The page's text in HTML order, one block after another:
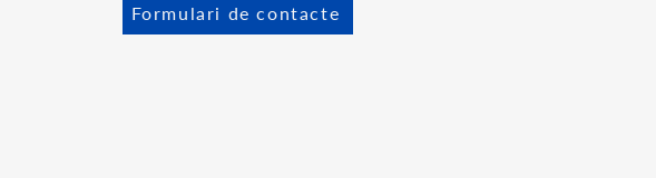
Formulari de contacte